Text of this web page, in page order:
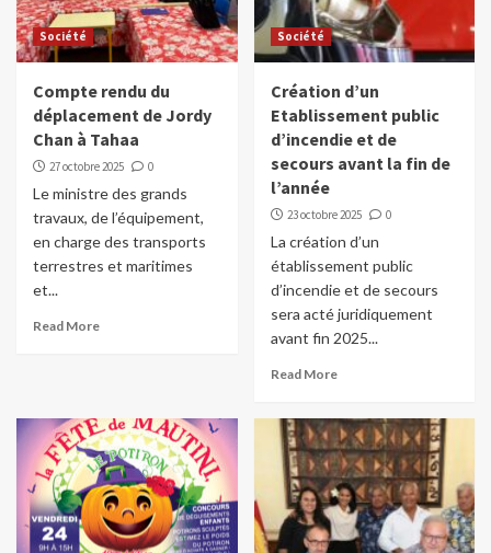
Société
Compte rendu du
déplacement de Jordy
Chan à Tahaa
27 octobre 2025 0
Le ministre des grands
travaux, de l’équipement,
en charge des transports
terrestres et maritimes
et...
Read More
Société
Création d’un
Etablissement public
d’incendie et de
secours avant la fin de
l’année
23 octobre 2025 0
La création d’un
établissement public
d’incendie et de secours
sera acté juridiquement
avant fin 2025...
Read More